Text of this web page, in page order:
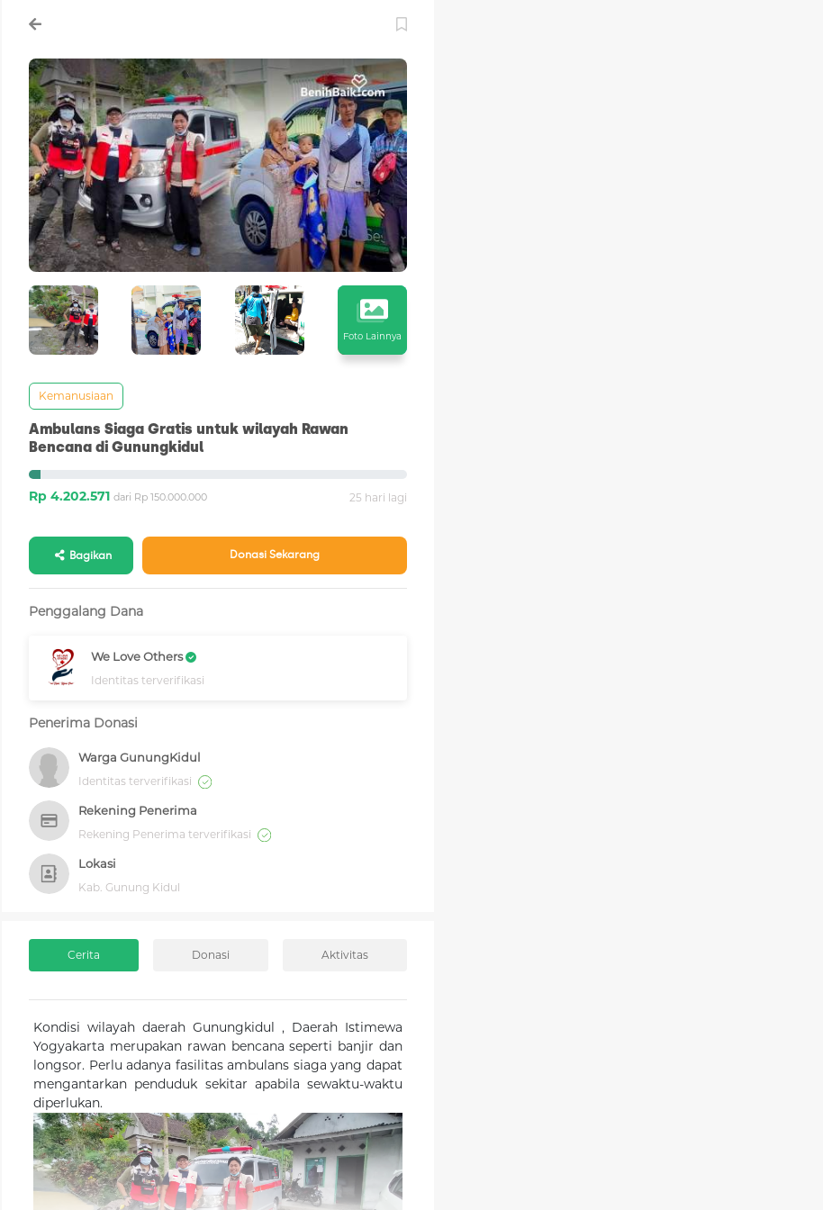
Foto Lainnya
Kemanusiaan
Ambulans Siaga Gratis untuk wilayah Rawan
Bencana di Gunungkidul
Rp 4.202.571 dari Rp 150.000.000 25 hari lagi
Bagikan Donasi Sekarang
Penggalang Dana
We Love Others
Identitas terverifikasi
Penerima Donasi
Warga GunungKidul
Identitas terverifikasi
Rekening Penerima
Rekening Penerima terverifikasi
Lokasi
Kab. Gunung Kidul
Cerita Donasi Aktivitas
Kondisi wilayah daerah Gunungkidul , Daerah Istimewa
Yogyakarta merupakan rawan bencana seperti banjir dan
longsor. Perlu adanya fasilitas ambulans siaga yang dapat
mengantarkan penduduk sekitar apabila sewaktu-waktu
diperlukan.